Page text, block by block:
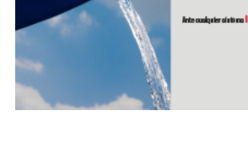
RELATED TOPICS:
UP NEXT
Gobierno salvadoreño decretó alerta
municipios por onda tropical
DON'T MISS